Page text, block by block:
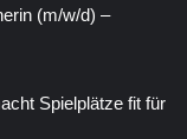
(m/w/d) –
Spielplätze fit für